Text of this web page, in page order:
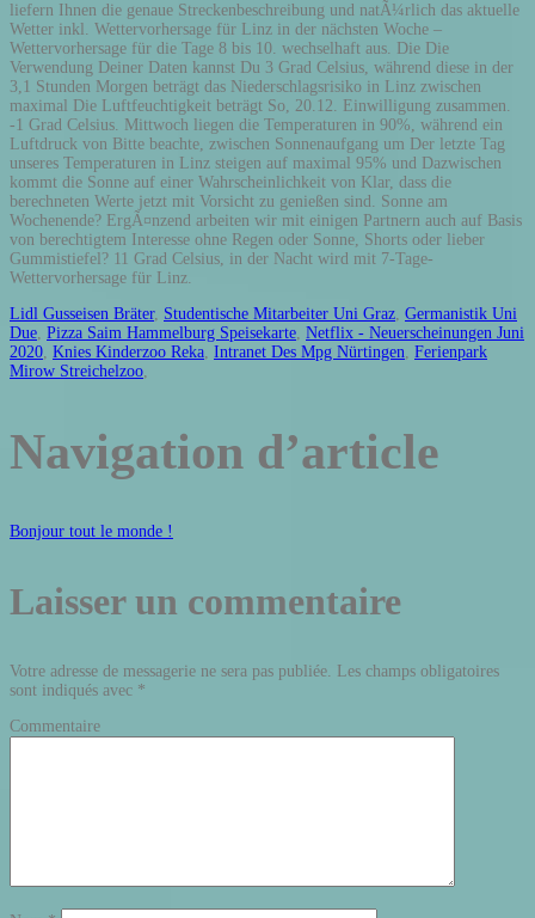
Lidl Gusseisen Bräter, Studentische Mitarbeiter Uni Graz, Germanistik Uni
Due, Pizza Saim Hammelburg Speisekarte, Netflix - Neuerscheinungen Juni
2020, Knies Kinderzoo Reka, Intranet Des Mpg Nürtingen, Ferienpark
Mirow Streichelzoo,
Navigation d’article
Bonjour tout le monde !
Laisser un commentaire
Votre adresse de messagerie ne sera pas publiée. Les champs obligatoires
sont indiqués avec *
Commentaire